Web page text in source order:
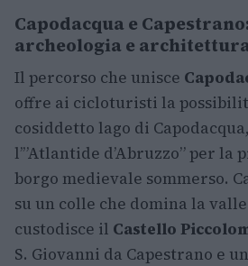
Capodacqua e
archeologia e
Il percorso che unisce
offre ai cicloturisti la
cosiddetto lago di
l’”Atlantide d’Abruzzo” per la
borgo medievale sommerso.
su un colle che domina la
custodisce il Castello
S. Giovanni da Capestrano e